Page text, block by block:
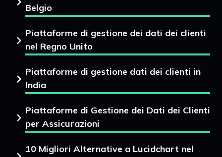
Belgio
Piattaforme di gestione dei dati dei clienti
nel Regno Unito
Piattaforme di gestione dati dei clienti in
India
Piattaforme di Gestione dei Dati dei Clienti
per Assicurazioni
10 Migliori Alternative a Lucidchart nel